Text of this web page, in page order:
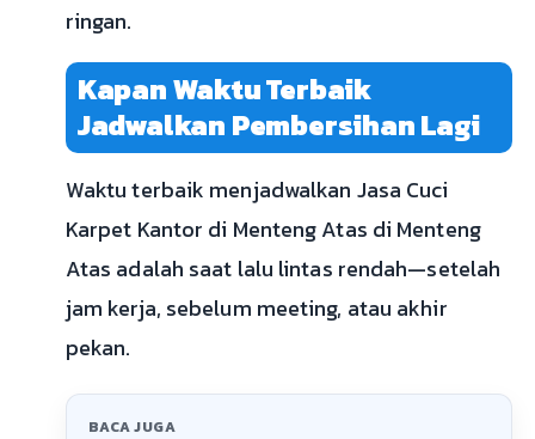
ringan.
Kapan Waktu Terbaik
Jadwalkan Pembersihan Lagi
Waktu terbaik menjadwalkan Jasa Cuci
Karpet Kantor di Menteng Atas di Menteng
Atas adalah saat lalu lintas rendah—setelah
jam kerja, sebelum meeting, atau akhir
pekan.
BACA JUGA